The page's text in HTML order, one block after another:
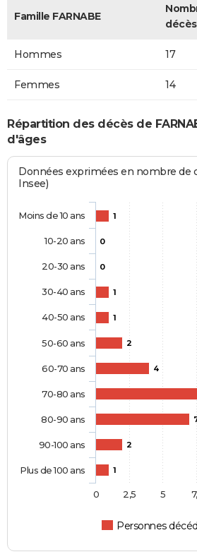
Famille FARNABE
décès
Hommes 17
Femmes 14
Répartition des décès de
d'âges
Données exprimées en nombre de
Insee)
1
0
0
1
1
2
4
2
1
Personnes
Moins de 10 ans
10-20 ans
20-30 ans
30-40 ans
40-50 ans
50-60 ans
60-70 ans
70-80 ans
80-90 ans
90-100 ans
Plus de 100 ans
0 2,5 5